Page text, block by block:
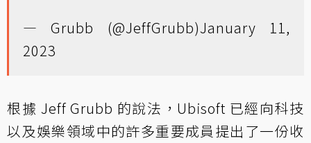
— Grubb (@JeffGrubb)January 11,
2023
根據 Jeff Grubb 的說法，Ubisoft 已經向科技
以及娛樂領域中的許多重要成員提出了一份收